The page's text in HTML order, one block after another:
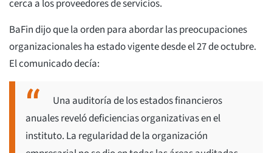
cerca a los proveedores de servicios.
BaFin dijo que la orden para abordar las preocupaciones
organizacionales ha estado vigente desde el 27 de octubre.
El comunicado decía:
Una auditoría de los estados financieros
anuales reveló deficiencias organizativas en el
instituto. La regularidad de la organización